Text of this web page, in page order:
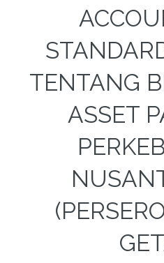
TENTANG
ASSET